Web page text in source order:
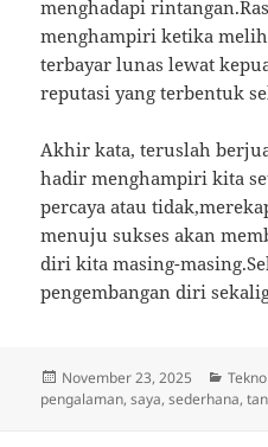
menghadapi
menghampiri ketika
terbayar lunas lewat
reputasi yang terbentuk
Akhir kata, teruslah
hadir menghampiri kita
percaya atau
menuju sukses akan
diri kita masing-
pengembangan diri
Posted
on
November 23, 2025
pengalaman,saya,sederhana,